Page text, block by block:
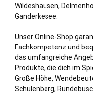
Wildeshausen,
Ganderkesee
Unser Online-Shop
Fachkompetenz und
das umfangreiche
Produkte, die dich im
Große Höhe,
Schulenberg,